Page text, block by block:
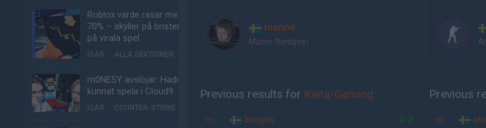
Roblox värde rasar med
70% – skyller på bristen
på virala spel
IGÅR ALLA SEKTIONER
m0NESY avslöjar: Hade
kunnat spela i Cloud9
IGÅR COUNTER-STRIKE
manne
Manne Nordqvist
Previous results for Keita-Gaming
vs. bringles 0-2
Previous
vs.